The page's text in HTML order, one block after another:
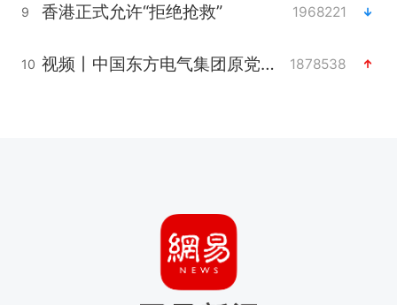
9 香港正式允许“拒绝抢救” 1968221
10 视频丨中国东方电气集团原党组副书记、董事宋致远被查 1878538